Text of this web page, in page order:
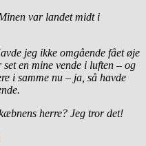
var landet midt i
jeg ikke omgående fået øje
en mine vende i luften – og
i samme nu – ja, så havde
herre? Jeg tror det!